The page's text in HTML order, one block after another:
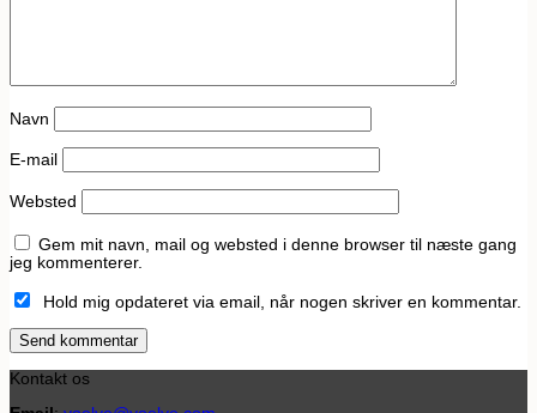
Navn
E-mail
Websted
Gem mit navn, mail og websted i denne browser til næste gang
jeg kommenterer.
Hold mig opdateret via email, når nogen skriver en kommentar.
Kontakt os